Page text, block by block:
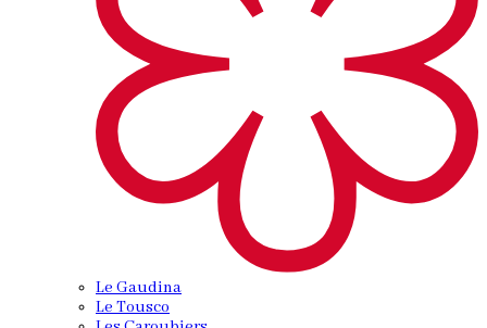
Le Gaudina
Le Tousco